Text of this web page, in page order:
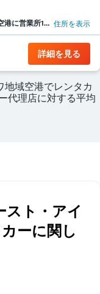
バーリントン サウスイースト・アイオワ地域空港に営業所1ヵ所 住所を表示
詳細を見る
地域空港でレンタカ
代理店に対する平均
スト・アイ
ーに関し